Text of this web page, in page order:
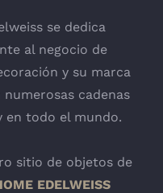
se dedica
al negocio de
y su marca
cadenas
en todo el mundo.
sitio de objetos de
EDELWEISS